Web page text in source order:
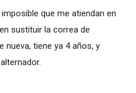
que me atiendan en
sustituir la correa de
nueva, tiene ya 4 años, y